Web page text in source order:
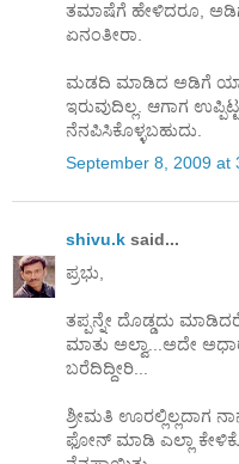
ತಮಾಷೆಗೆ ಹೇಳಿದರೂ, ಅಡಿಗೆ
ಏನಂತೀರಾ.
ಮಡದಿ ಮಾಡಿದ ಅಡಿಗೆ
ಇರುವುದಿಲ್ಲ. ಆಗಾಗ
ನೆನಪಿಸಿಕೊಳ್ಳಬಹುದು.
September 8, 2009 at
shivu.k said...
ಪ್ರಭು,
ತಪ್ಪನ್ನೇ ದೊಡ್ಡದು
ಮಾತು ಅಲ್ವಾ...ಅದೇ
ಬರೆದಿದ್ದೀರಿ...
ಶ್ರೀಮತಿ ಊರಲ್ಲಿಲ್ಲದಾಗ
ಫೋನ್ ಮಾಡಿ ಎಲ್ಲಾ